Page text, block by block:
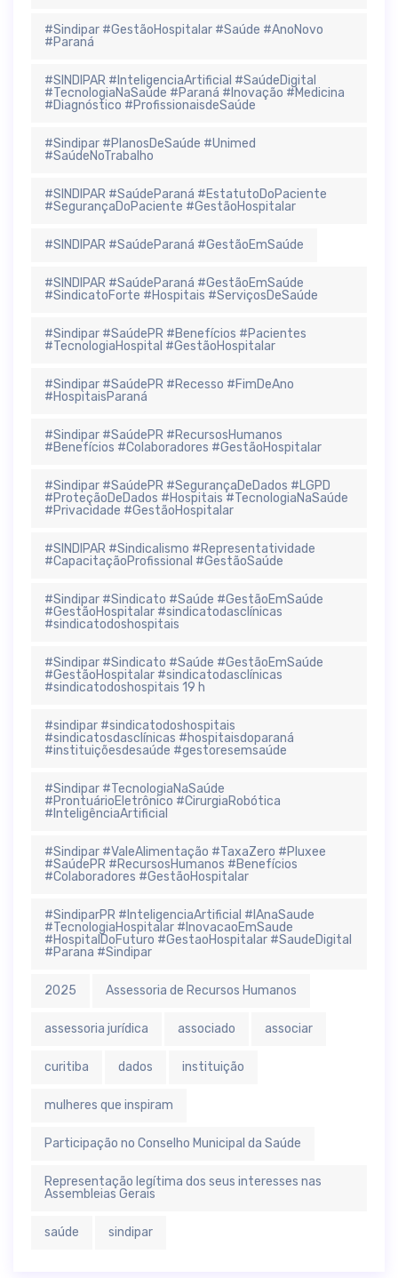
#Sindipar #GestãoHospitalar #Saúde #AnoNovo
#Paraná
#SINDIPAR #InteligenciaArtificial #SaúdeDigital
#TecnologiaNaSaúde #Paraná #Inovação #Medicina
#Diagnóstico #ProfissionaisdeSaúde
#Sindipar #PlanosDeSaúde #Unimed
#SaúdeNoTrabalho
#SINDIPAR #SaúdeParaná #EstatutoDoPaciente
#SegurançaDoPaciente #GestãoHospitalar
#SINDIPAR #SaúdeParaná #GestãoEmSaúde
#SINDIPAR #SaúdeParaná #GestãoEmSaúde
#SindicatoForte #Hospitais #ServiçosDeSaúde
#Sindipar #SaúdePR #Benefícios #Pacientes
#TecnologiaHospital #GestãoHospitalar
#Sindipar #SaúdePR #Recesso #FimDeAno
#HospitaisParaná
#Sindipar #SaúdePR #RecursosHumanos
#Benefícios #Colaboradores #GestãoHospitalar
#Sindipar #SaúdePR #SegurançaDeDados #LGPD
#ProteçãoDeDados #Hospitais #TecnologiaNaSaúde
#Privacidade #GestãoHospitalar
#SINDIPAR #Sindicalismo #Representatividade
#CapacitaçãoProfissional #GestãoSaúde
#Sindipar #Sindicato #Saúde #GestãoEmSaúde
#GestãoHospitalar #sindicatodasclínicas
#sindicatodoshospitais
#Sindipar #Sindicato #Saúde #GestãoEmSaúde
#GestãoHospitalar #sindicatodasclínicas
#sindicatodoshospitais 19 h
#sindipar #sindicatodoshospitais
#sindicatosdasclínicas #hospitaisdoparaná
#instituiçõesdesaúde #gestoresemsaúde
#Sindipar #TecnologiaNaSaúde
#ProntuárioEletrônico #CirurgiaRobótica
#InteligênciaArtificial
#Sindipar #ValeAlimentação #TaxaZero #Pluxee
#SaúdePR #RecursosHumanos #Benefícios
#Colaboradores #GestãoHospitalar
#SindiparPR #InteligenciaArtificial #IAnaSaude
#TecnologiaHospitalar #InovacaoEmSaude
#HospitalDoFuturo #GestaoHospitalar #SaudeDigital
#Parana #Sindipar
2025 Assessoria de Recursos Humanos
assessoria jurídica associado associar
curitiba dados instituição
mulheres que inspiram
Participação no Conselho Municipal da Saúde
Representação legítima dos seus interesses nas
Assembleias Gerais
saúde sindipar